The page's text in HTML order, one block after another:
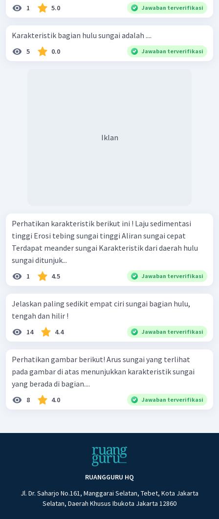
1 5.0 Jawaban terverifikasi
Karakteristik bagian hulu sungai adalah ....
5 0.0 Jawaban terverifikasi
Iklan
Perhatikan karakteristik berikut ini ! Laju sedimentasi
tinggi Erosi tebing sungai tinggi Aliran sungai cepat
Terdapat meander sungai Karakteristik dari daerah hulu
sungai ditunjuk...
1 4.5 Jawaban terverifikasi
Jelaskan paling sedikit empat ciri sungai bagian hulu,
tengah dan hilir !
14 4.4 Jawaban terverifikasi
Perhatikan gambar berikut! Arus sungai yang terlihat
pada gambar di atas menunjukkan karakteristik sungai
yang berada di bagian....
8 4.0 Jawaban terverifikasi
RUANGGURU HQ
Jl. Dr. Saharjo No.161, Manggarai Selatan, Tebet, Kota Jakarta
Selatan, Daerah Khusus Ibukota Jakarta 12860